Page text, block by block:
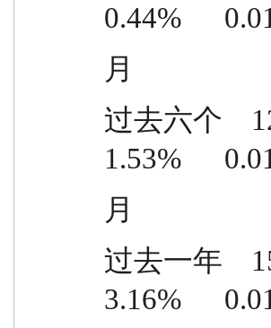
0.44%
月
过去六个
1.53%
月
过去一年
3.16%